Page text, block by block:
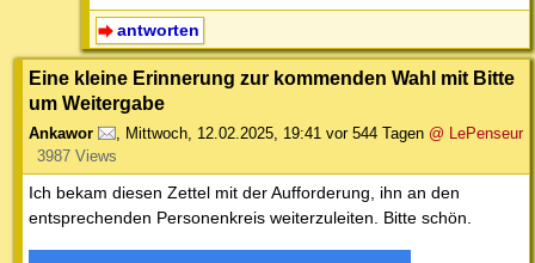
antworten
Eine kleine Erinnerung zur kommenden Wahl mit Bitte
um Weitergabe
Ankawor , Mittwoch, 12.02.2025, 19:41 vor 544 Tagen @ LePenseur
3987 Views
Ich bekam diesen Zettel mit der Aufforderung, ihn an den
entsprechenden Personenkreis weiterzuleiten. Bitte schön.